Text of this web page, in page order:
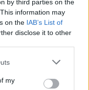
by third parties on the
information may
on the IAB’s List of
disclose it to other
my